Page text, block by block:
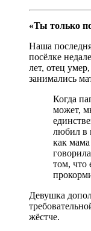
«Ты только
Наша
посёлке
лет, отец
занимались
Когда
может,
любил в
как
том, что
Девушка
жёстче.